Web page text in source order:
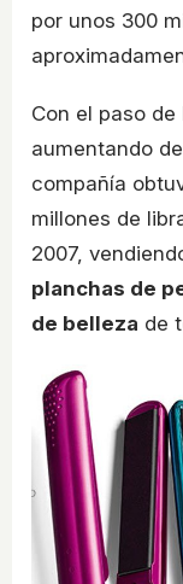
por unos 300
Con el paso
aumentando
compañía
millones de
2007,
planchas de
de belleza de